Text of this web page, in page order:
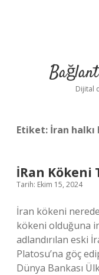
Dijital
Etiket: İran
İRan Kökeni
Tarih: Ekim 15, 2024
İran kökeni
kökeni olduğuna
adlandırılan eski
Platosu’na göç
Dünya Bankası